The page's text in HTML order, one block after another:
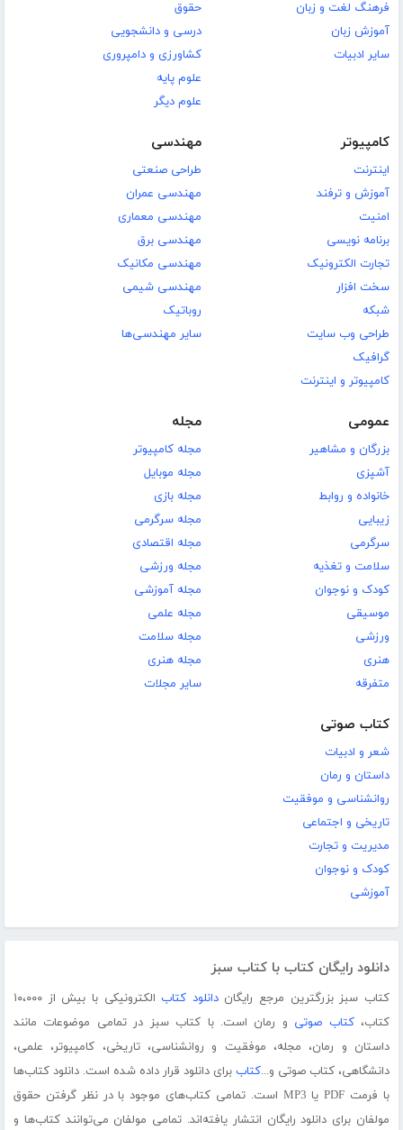
فرهنگ لغت و زبان
آموزش زبان
سایر ادبیات
حقوق
درسی و دانشجویی
کشاورزی و دامپروری
علوم پایه
علوم دیگر
کامپیوتر
اینترنت
آموزش و ترفند
امنیت
برنامه نویسی
تجارت الکترونیک
سخت افزار
شبکه
طراحی وب سایت
گرافیک
کامپیوتر و اینترنت
مهندسی
طراحی صنعتی
مهندسی عمران
مهندسی معماری
مهندسی برق
مهندسی مکانیک
مهندسی شیمی
روباتیک
سایر مهندسی‌ها
عمومی
بزرگان و مشاهیر
آشپزی
خانواده و روابط
زیبایی
سرگرمی
سلامت و تغذیه
کودک و نوجوان
موسیقی
ورزشی
هنری
متفرقه
مجله
مجله کامپیوتر
مجله موبایل
مجله بازی
مجله سرگرمی
مجله اقتصادی
مجله ورزشی
مجله آموزشی
مجله علمی
مجله سلامت
مجله هنری
سایر مجلات
کتاب صوتی
شعر و ادبیات
داستان و رمان
روانشناسی و موفقیت
تاریخی و اجتماعی
مدیریت و تجارت
کودک و نوجوان
آموزشی
دانلود رایگان کتاب با کتاب سبز
کتاب سبز بزرگترین مرجع رایگاندانلود کتاب
الکترونیکی با بیش از ۱۰،۰۰۰
کتاب،کتاب صوتی و رمان است. با کتاب سبز در تمامی موضوعات مانند
داستان و رمان، مجله، موفقیت و روانشناسی، تاریخی، کامپیوتر، علمی،
دانشگاهی، کتاب صوتی و...کتاب برای دانلود قرار داده شده است. دانلود کتاب‌ها
با فرمت PDF یا MP3 است. تمامی کتاب‌های موجود با در نظر گرفتن حقوق
مولفان برای دانلود رایگان انتشار یافته‌اند. تمامی مولفان می‌توانند کتاب‌ها و